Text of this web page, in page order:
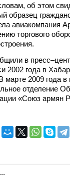
об этом
образец
авиакомпания
торгового
в
2002 года в
марте 2009 года в
отделение
«Союз армян